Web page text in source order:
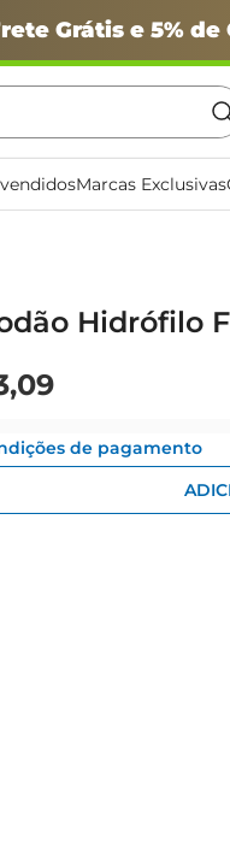
Grátis e 5% de
Marcas Exclusivas
Hidrófilo
,09
de pagamento